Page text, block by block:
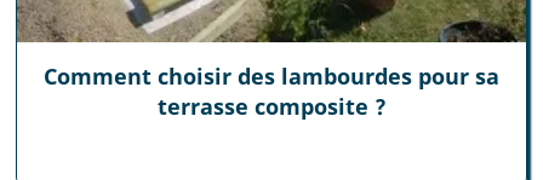
Comment choisir des lambourdes pour sa
terrasse composite ?